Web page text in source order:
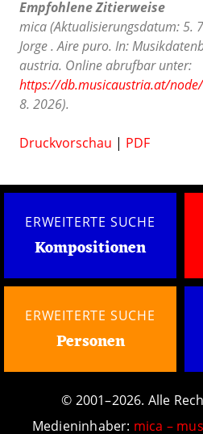
Empfohlene Zitierweise
mica (Aktualisierungsdatum: 5.
Jorge . Aire puro. In:
austria. Online abrufbar unter:
https://db.musicaustria.at/
8. 2026).
Druckvorschau | PDF
ERWEITERTE SUCHE
Kompositionen
ERWEITERTE SUCHE
Personen
© 2001–2026. Alle
Medieninhaber: mica –